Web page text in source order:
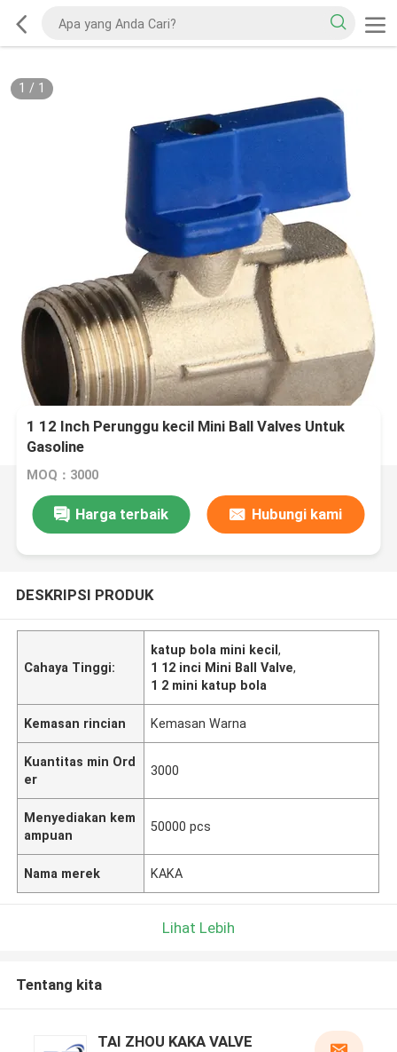
1 / 1
1 12 Inch Perunggu kecil Mini Ball Valves Untuk
Gasoline
MOQ：3000
Harga terbaik Hubungi kami
DESKRIPSI PRODUK
Cahaya Tinggi:
katup bola mini kecil,
1 12 inci Mini Ball Valve,
1 2 mini katup bola
Kemasan rincian Kemasan Warna
Kuantitas min Ord
er
3000
Menyediakan kem
ampuan
50000 pcs
Nama merek KAKA
Lihat Lebih
Tentang kita
TAI ZHOU KAKA VALVE